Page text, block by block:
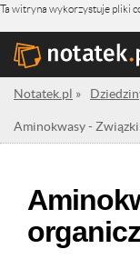
Ta witryna wykorzystuje pliki
Notatek.pl »
Aminokwasy -